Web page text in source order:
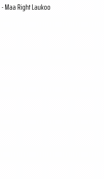
-MaaRightLaukoo